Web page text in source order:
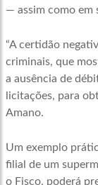
— assim como em
“A certidão
criminais, que
a ausência de
licitações, para
Amano.
Um exemplo
filial de um
o Fisco, poderá